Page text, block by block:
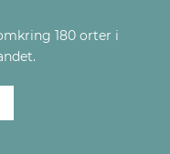
180 orter i